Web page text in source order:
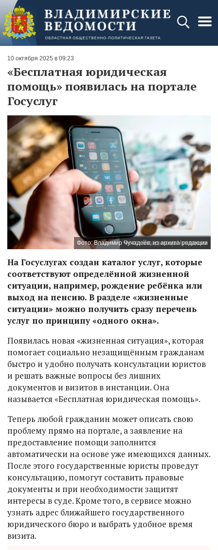
10 октября 2025 в 09:23
«Бесплатная юридическая
помощь» появилась на портале
Госуслуг
Фото: Владимир Чучадеев, из архива редакции
На Госуслугах создан каталог услуг, которые
соответствуют определённой жизненной
ситуации, например, рождение ребёнка или
выход на пенсию. В разделе «жизненные
ситуации» можно получить сразу перечень
услуг по принципу «одного окна».
Появилась новая «жизненная ситуация», которая
помогает социально незащищённым гражданам
быстро и удобно получать консультации юристов
и решать важные вопросы без лишних
документов и визитов в инстанции. Она
называется «Бесплатная юридическая помощь».
Теперь любой гражданин может описать свою
проблему прямо на портале, а заявление на
предоставление помощи заполнится
автоматически на основе уже имеющихся данных.
После этого государственные юристы проведут
консультацию, помогут составить правовые
документы и при необходимости защитят
интересы в суде. Кроме того, в сервисе можно
узнать адрес ближайшего государственного
юридического бюро и выбрать удобное время
визита.